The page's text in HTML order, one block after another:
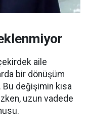
aile
bir dönüşüm
değişimin kısa
uzun vadede